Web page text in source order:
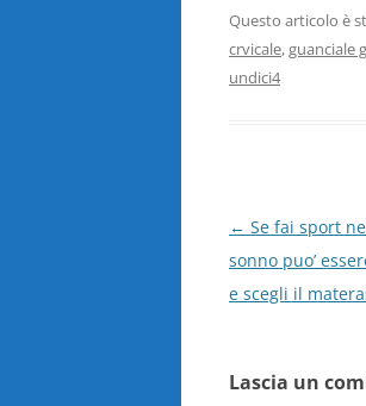
c
e
k
er
e
Questo articolo è
crvicale,guanciale
undici4
Navigazione
articolo
← Se fai sport
sonno puo’
e scegli il
Lascia un